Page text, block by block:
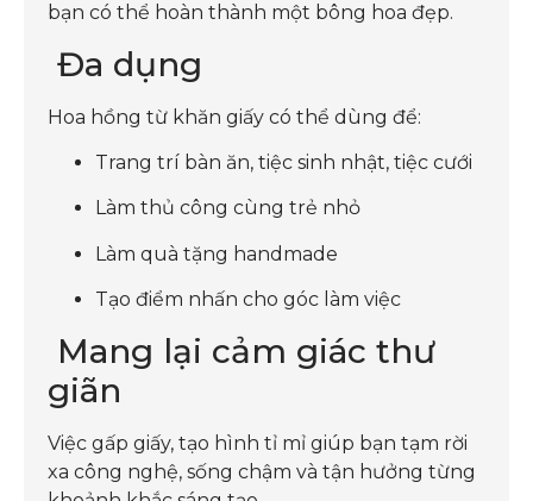
bạn có thể hoàn thành một bông hoa đẹp.
Đa dụng
Hoa hồng từ khăn giấy có thể dùng để:
Trang trí bàn ăn, tiệc sinh nhật, tiệc cưới
Làm thủ công cùng trẻ nhỏ
Làm quà tặng handmade
Tạo điểm nhấn cho góc làm việc
Mang lại cảm giác thư
giãn
Việc gấp giấy, tạo hình tỉ mỉ giúp bạn tạm rời
xa công nghệ, sống chậm và tận hưởng từng